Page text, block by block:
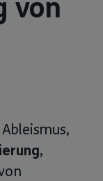
von
,